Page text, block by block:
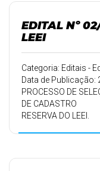
EDITAL Nº
LEEI
Categoria: Editais -
Data de Publicação:
PROCESSO DE
DE CADASTRO
RESERVA DO LEEI.